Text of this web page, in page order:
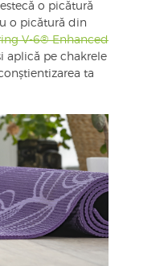
o picătură
o picătură din
V-6® Enhanced
aplică pe chakrele
ta